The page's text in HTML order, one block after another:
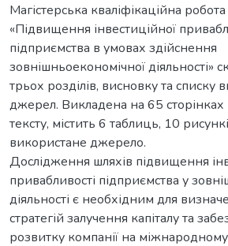
Магістерська кваліфікаційна
«Підвищення інвестиційної
підприємства в умовах здійснення
зовнішньоекономічної діяльності»
трьох розділів, висновку та списку
джерел. Викладена на 65 сторінках
тексту, містить 6 таблиць, 10
використане джерело.
Дослідження шляхів підвищення
привабливості підприємства у
діяльності є необхідним для
стратегій залучення капіталу та
розвитку компанії на